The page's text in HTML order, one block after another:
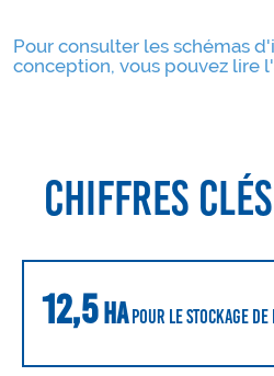
Pour consulter les schémas
conception, vous pouvez lire
CHIFFRES
12,5hapour le stockage de